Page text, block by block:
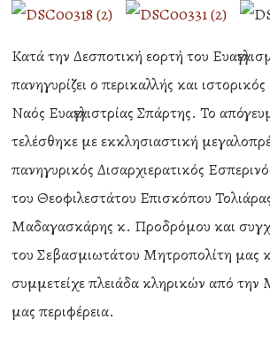
Κατά την Δεσποτική εορτή του
πανηγυρίζει ο περικαλλής και
Ναός Ευαγγελιστρίας Σπάρτης. Το
τελέσθηκε με εκκλησιαστική
πανηγυρικός Δισαρχιερατικός
του Θεοφιλεστάτου Επισκόπου
Μαδαγασκάρης κ. Προδρόμου και
του Σεβασμιωτάτου Μητροπολίτη μας
συμμετείχε πλειάδα κληρικών από την
μας περιφέρεια.